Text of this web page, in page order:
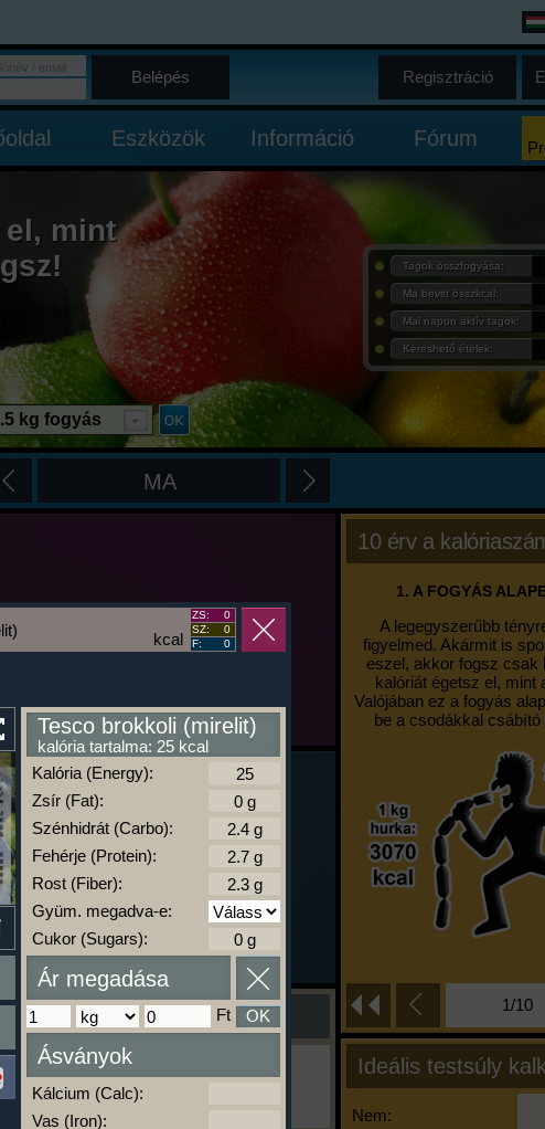
Belépés Regisztráció
Eszközök Információ Fórum
el, mint
Tagok összfogyása:
Ma bevitt összkcal:
Mai napon aktív tagok:
Kereshető ételek:
kg fogyás
MA
10 érv a
1. A FOGYÁS
A legegyszerűbb
figyelmed. Akármit is
eszel, akkor fogsz csak
kalóriát égetsz el, mint
Valójában ez a fogyás
be a csodákkal csábító
1/10
Ideális testsúly
Nem:
Ha ma már nem eszel/sportolsz többet,
kattints a kiértékelésre!
A Kalória Szimulátor Prémium funkció.
kcal
ZS:
0
SZ:
0
F:
0
Tesco brokkoli (mirelit)
kalória tartalma: 25 kcal
Kalória (Energy):
Zsír (Fat):
Szénhidrát (Carbo):
Fehérje (Protein):
Rost (Fiber):
Gyüm. megadva-e:
Cukor (Sugars):
Ár megadása
Ft OK
Ásványok
Kálcium (Calc):
Vas (Iron):